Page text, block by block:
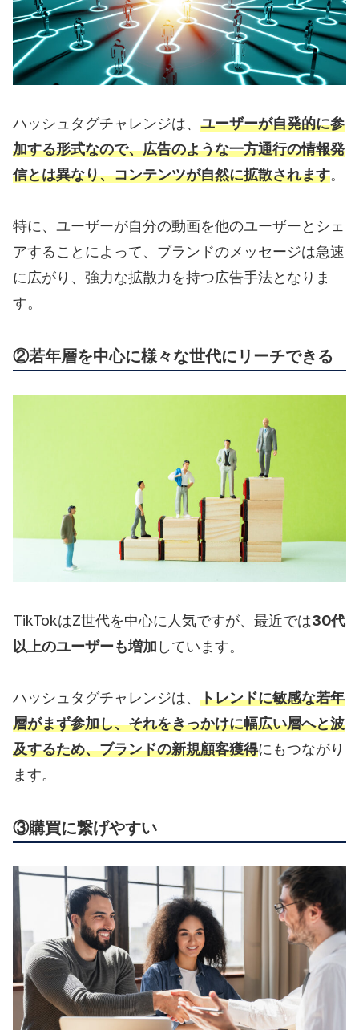
ハッシュタグチャレンジは、 ユーザーが自発的に参
加する形式なので、広告のような一方通行の情報発
信とは異なり、コンテンツが自然に拡散されます。
特に、ユーザーが自分の動画を他のユーザーとシェ
アすることによって、ブランドのメッセージは急速
に広がり、強力な拡散力を持つ広告手法となりま
す。
②若年層を中心に様々な世代にリーチできる
TikTokはZ世代を中心に人気ですが、最近では30代
以上のユーザーも増加 しています。
ハッシュタグチャレンジは、 トレンドに敏感な若年
層がまず参加し、それをきっかけに幅広い層へと波
及するため、ブランドの新規顧客獲得にもつながり
ます。
③購買に繋げやすい